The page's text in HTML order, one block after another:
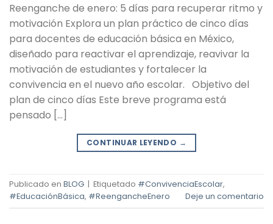
Reenganche de enero: 5 días para recuperar ritmo y
motivación Explora un plan práctico de cinco días
para docentes de educación básica en México,
diseñado para reactivar el aprendizaje, reavivar la
motivación de estudiantes y fortalecer la
convivencia en el nuevo año escolar. Objetivo del
plan de cinco días Este breve programa está
pensado […]
CONTINUAR LEYENDO →
Publicado en BLOG | Etiquetado #ConvivenciaEscolar,
#EducaciónBásica, #ReengancheEnero Deje un comentario